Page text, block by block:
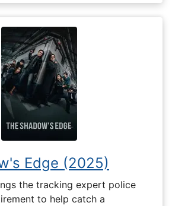
Edge (2025)
the tracking expert police
to help catch a